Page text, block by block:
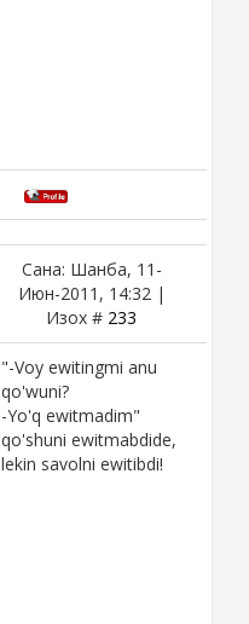
Сана: Шанба, 11-
Июн-2011, 14:32 |
Изох # 233
"-Voy ewitingmi anu
qo'wuni?
-Yo'q ewitmadim"
qo'shuni ewitmabdide,
lekin savolni ewitibdi!